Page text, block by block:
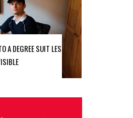
A DEGREE SUIT LES